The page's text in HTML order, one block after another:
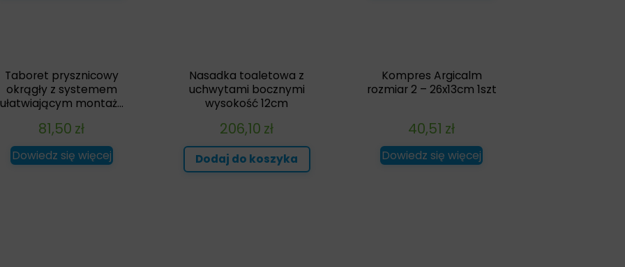
Taboret prysznicowy
okrągły z systemem
ułatwiającym montaż...
81,50 zł
Dowiedz się więcej
Nasadka toaletowa z
uchwytami bocznymi
wysokość 12cm
206,10 zł
Dodaj do koszyka
Kompres Argicalm
rozmiar 2 – 26x13cm 1szt
40,51 zł
Dowiedz się więcej